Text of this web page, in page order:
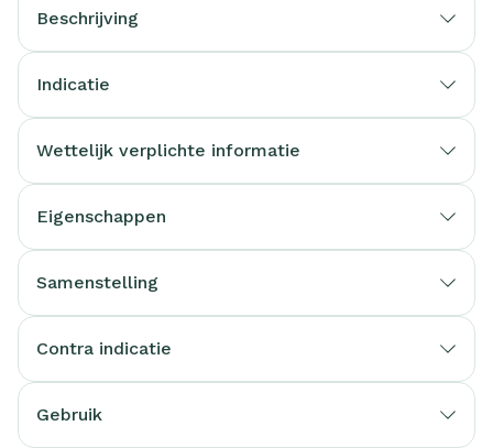
Beschrijving
Indicatie
Wettelijk verplichte informatie
Eigenschappen
Samenstelling
Contra indicatie
Gebruik